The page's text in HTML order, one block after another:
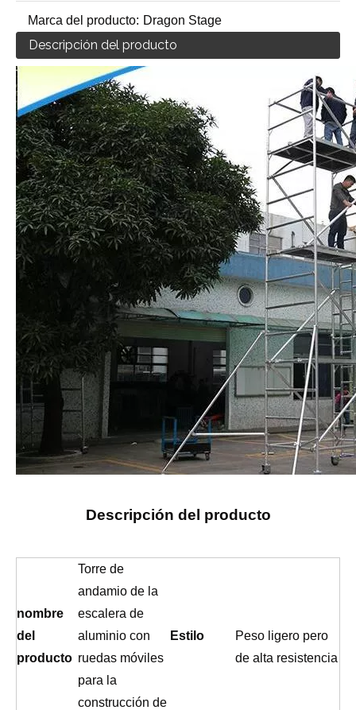
Marca del producto: Dragon Stage
Descripción del producto
Descripción del producto
nombre
del
producto
Torre de
andamio de la
escalera de
aluminio con
ruedas móviles
para la
construcción de
Estilo
Peso ligero pero
de alta resistencia